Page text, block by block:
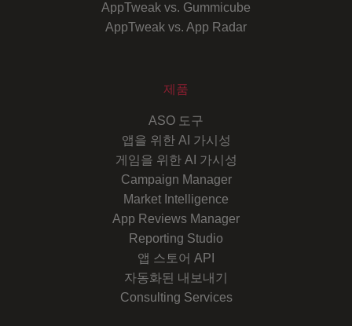
AppTweak vs. Gummicube
AppTweak vs. App Radar
제품
ASO 도구
앱을 위한 AI 가시성
게임을 위한 AI 가시성
Campaign Manager
Market Intelligence
App Reviews Manager
Reporting Studio
앱 스토어 API
자동화된 내보내기
Consulting Services